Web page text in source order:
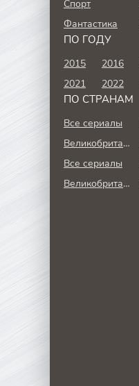
Спорт
Фантастика
ПО ГОДУ
2015 2016
2021
2022
ПО СТРАНАМ
Все сериалы
Великобритания
Все сериалы
Великобритания